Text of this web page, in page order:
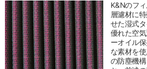
K&Nのフ
層濾材に
せた湿式
優れた空
ーオイル
な素材を
の防塵機構